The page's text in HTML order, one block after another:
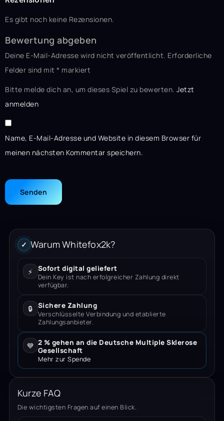
Es gibt noch keine Rezensionen.
Bewertung abgeben
Deine E-Mail-Adresse wird nicht veröffentlicht. Erforderliche
Felder sind mit * markiert
Bitte melde dich an, um dieses Spiel zu bewerten. Jetzt
anmelden
Name, E-Mail-Adresse und Website in diesem Browser für
meinen nächsten Kommentar speichern.
✓ Warum Whitefox2k?
⚡ Sofort digital geliefert
Dein Key ist nach erfolgreicher Zahlung direkt
verfügbar.
🔒 Sichere Zahlung
Verschlüsselte Verbindung und etablierte
Zahlungsanbieter.
💙 2 % gehen an die Deutsche Multiple Sklerose
Gesellschaft
Mehr zur Spende
Kurze FAQ
Die wichtigsten Fragen auf einen Blick.